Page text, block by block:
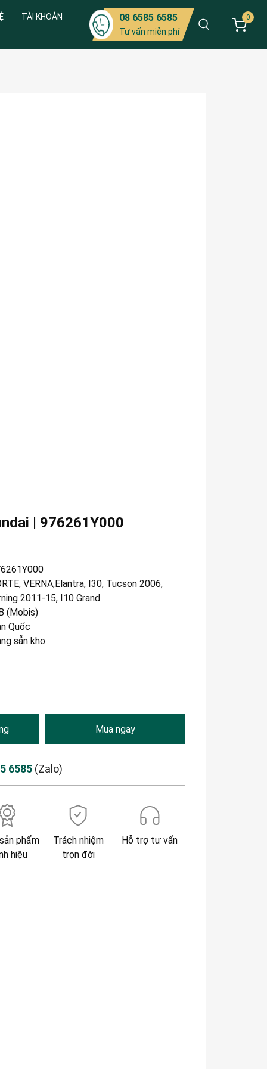
TÀI KHOẢN 08 6585 6585
Tư vấn miễn phí
0
| 976261Y000
VERNA,Elantra, I30, Tucson 2006,
2011-15, I10 Grand
(Mobis)
Quốc
sẵn kho
Mua ngay
6585 (Zalo)
phẩm
hiệu
Trách nhiệm
trọn đời
Hỗ trợ tư vấn